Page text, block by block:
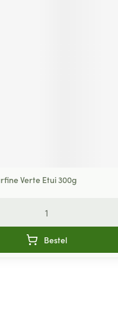
Verte Etui 300g
Bestel